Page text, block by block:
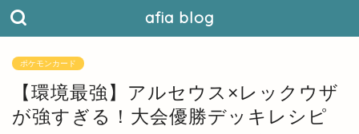
afia blog
ポケモンカード
【環境最強】アルセウス×レックウザ
が強すぎる！大会優勝デッキレシピ